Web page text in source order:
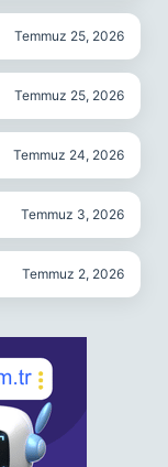
Temmuz 25, 2026
Temmuz 25, 2026
Temmuz 24, 2026
Temmuz 3, 2026
Temmuz 2, 2026